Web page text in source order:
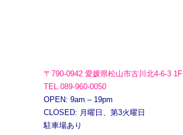
〒790-0942 愛媛県松山市古川北4-6-3 1F
TEL.089-960-0050
OPEN: 9am – 19pm
CLOSED: 月曜日、第3火曜日
駐車場あり